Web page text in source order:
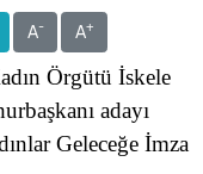
A- A+
Örgütü İskele
adayı
Geleceğe İmza